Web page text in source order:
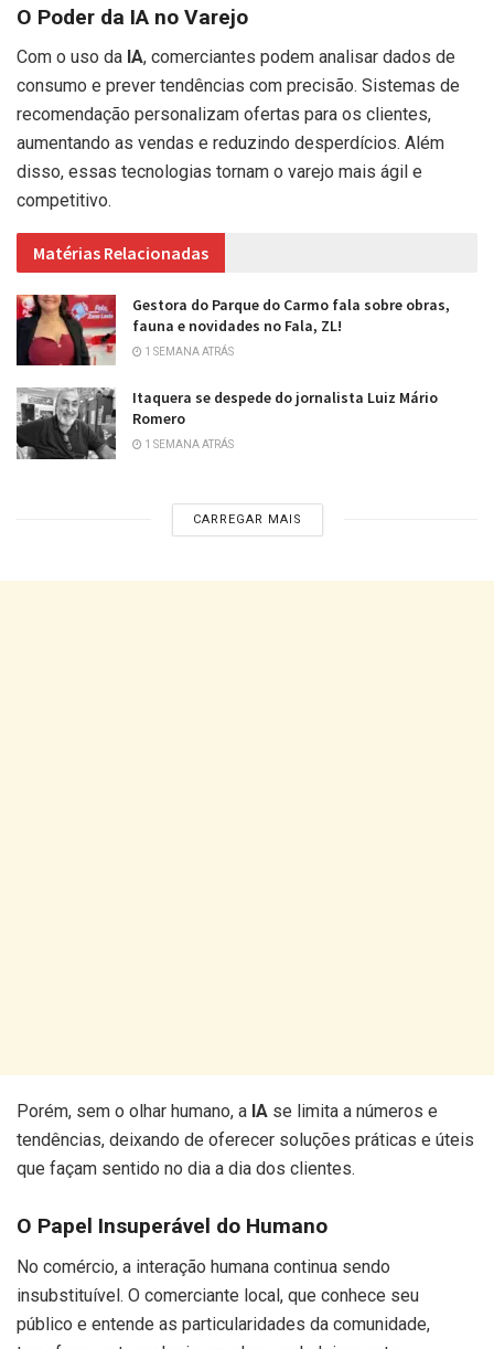
O Poder da IA no Varejo
Com o uso da IA, comerciantes podem analisar dados de
consumo e prever tendências com precisão. Sistemas de
recomendação personalizam ofertas para os clientes,
aumentando as vendas e reduzindo desperdícios. Além
disso, essas tecnologias tornam o varejo mais ágil e
competitivo.
Matérias Relacionadas
Gestora do Parque do Carmo fala sobre obras,
fauna e novidades no Fala, ZL!
1 SEMANA ATRÁS
Itaquera se despede do jornalista Luiz Mário
Romero
1 SEMANA ATRÁS
CARREGAR MAIS
Porém, sem o olhar humano, a IA se limita a números e
tendências, deixando de oferecer soluções práticas e úteis
que façam sentido no dia a dia dos clientes.
O Papel Insuperável do Humano
No comércio, a interação humana continua sendo
insubstituível. O comerciante local, que conhece seu
público e entende as particularidades da comunidade,